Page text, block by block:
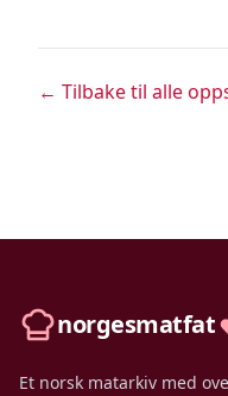
← Tilbake til alle
norgesmatfat
Et norsk matarkiv med